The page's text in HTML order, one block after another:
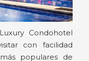
Condohotel
con facilidad
populares de